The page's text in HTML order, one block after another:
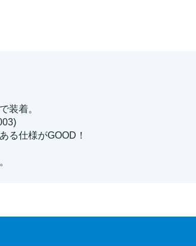
装着。
る仕様がGOOD！